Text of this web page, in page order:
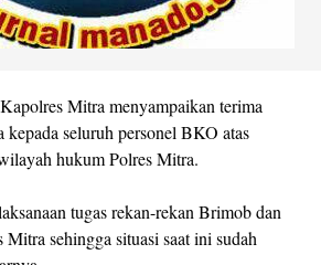
Mitra menyampaikan terima
kepada seluruh personel BKO atas
hukum Polres Mitra.
tugas rekan-rekan Brimob dan
sehingga situasi saat ini sudah